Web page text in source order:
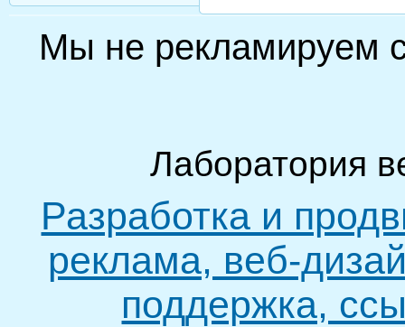
Мы не
Лаборатория
Разработка и
реклама, веб-
поддержка,